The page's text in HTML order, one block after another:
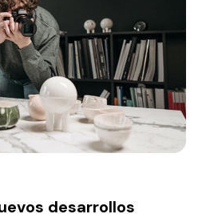
desarrollos